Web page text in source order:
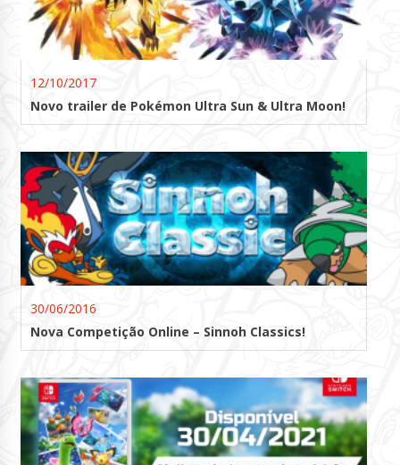
12/10/2017
Novo trailer de Pokémon Ultra Sun & Ultra Moon!
30/06/2016
Nova Competição Online – Sinnoh Classics!